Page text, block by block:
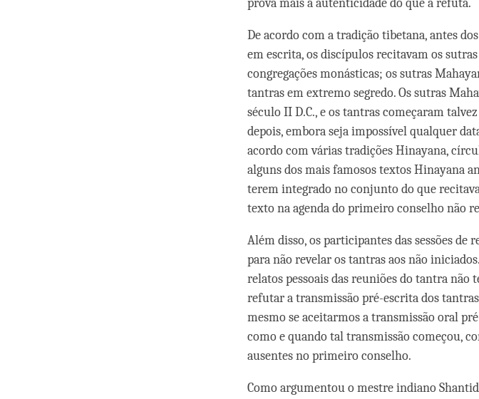
prova mais a autênticidade do que a refuta.
De acordo com a tradição tibetana, antes
em escrita, os discípulos recitavam os
congregações monásticas; os sutras
tantras em extremo segredo. Os sutras
século II D.C., e os tantras começaram
depois, embora seja impossível qualquer
acordo com várias tradições Hinayana,
alguns dos mais famosos textos Hinayana
terem integrado no conjunto do que
texto na agenda do primeiro conselho não
Além disso, os participantes das sessões
para não revelar os tantras aos não
relatos pessoais das reuniões do tantra
refutar a transmissão pré-escrita dos
mesmo se aceitarmos a transmissão oral
como e quando tal transmissão começou,
ausentes no primeiro conselho.
Como argumentou o mestre indiano